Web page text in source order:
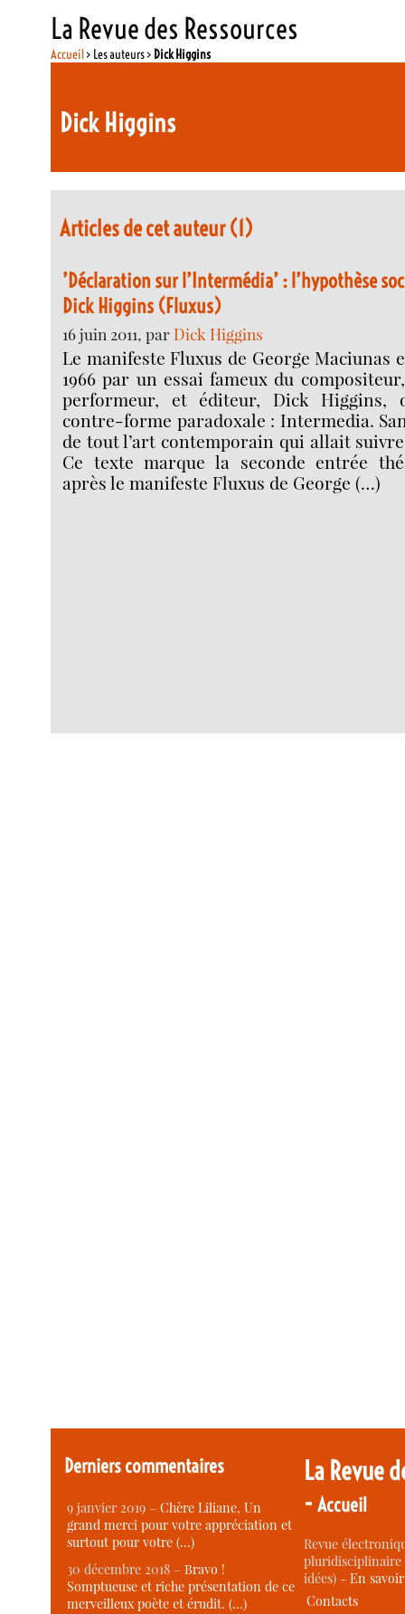
La Revue des Ressources
Accueil> Les auteurs > Dick Higgins
Dick Higgins
Articles de cet auteur (1)
’Déclaration sur l’Intermédia’ : l’hypothèse
Dick Higgins (Fluxus)
16 juin 2011, parDick Higgins
Le manifeste Fluxus de George Maciunas
1966 par un essai fameux du
performeur, et éditeur, Dick
contre-forme paradoxale : Intermedia.
de tout l’art contemporain qui allait
Ce texte marque la seconde entrée
après le manifeste Fluxus de George (…)
Derniers commentaires
9 janvier 2019 –Chère Liliane, Un
grand merci pour votre appréciation et
surtout pour votre (…)
30 décembre 2018 –Bravo !
Somptueuse et riche présentation de ce
merveilleux poète et érudit. (…)
La Revue
-Accueil
Revue
idées) -En
Contacts